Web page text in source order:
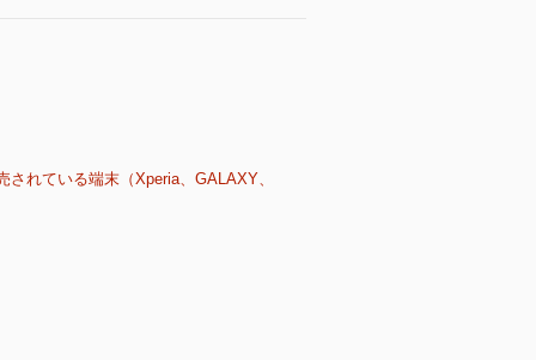
れている端末（Xperia、GALAXY、